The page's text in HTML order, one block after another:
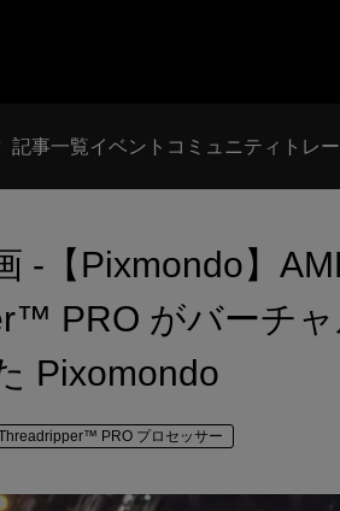
記事一覧イベント コミュニティ トレ
-【Pixmondo】
PRO がバーチ
Pixomondo
PRO プロセッサー